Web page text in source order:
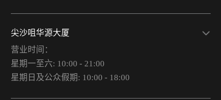
尖沙咀华源大厦
营业时间：
星期一至六: 10:00 - 21:00
星期日及公众假期: 10:00 - 18:00